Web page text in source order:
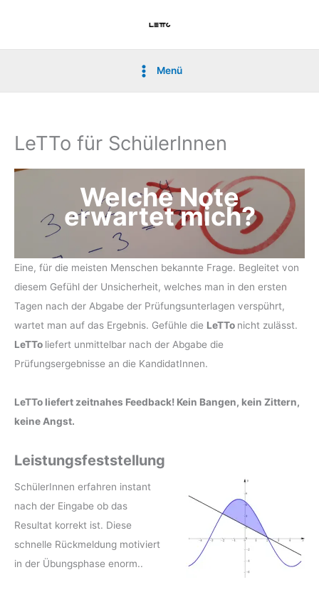
content
Main
Menü
LeTTo für SchülerInnen
Welche Note
erwartet mich?
Eine, für die meisten Menschen bekannte Frage. Begleitet von
diesem Gefühl der Unsicherheit, welches man in den ersten
Tagen nach der Abgabe der Prüfungsunterlagen verspührt,
wartet man auf das Ergebnis. Gefühle die LeTTo nicht zulässt.
LeTTo liefert unmittelbar nach der Abgabe die
Prüfungsergebnisse an die KandidatInnen.
LeTTo liefert zeitnahes Feedback! Kein Bangen, kein Zittern,
keine Angst.
Leistungsfeststellung
SchülerInnen erfahren instant
nach der Eingabe ob das
Resultat korrekt ist. Diese
schnelle Rückmeldung motiviert
in der Übungsphase enorm..